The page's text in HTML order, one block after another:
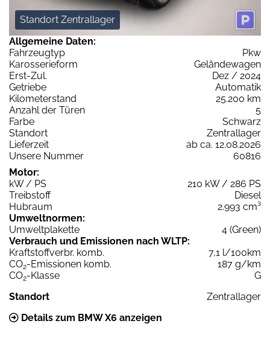
Standort Zentrallager
Allgemeine Daten:
Fahrzeugtyp
Pkw
Karosserieform
Geländewagen
Erst-Zul.
Dez / 2024
Getriebe
Automatik
Kilometerstand
25.200 km
Anzahl der Türen
5
Farbe
Schwarz
Standort
Zentrallager
Lieferzeit
ab ca. 12.08.2026
Unsere Nummer
60816
Motor:
kW / PS
210 kW / 286 PS
Treibstoff
Diesel
Hubraum
2.993 cm³
Umweltnormen:
Umweltplakette
4 (Green)
Verbrauch und Emissionen nach WLTP:
Kraftstoffverbr. komb.
7,1 l/100km
CO2-Emissionen komb.
187 g/km
CO2-Klasse
G
Standort
Zentrallager
Details zum BMW X6 anzeigen